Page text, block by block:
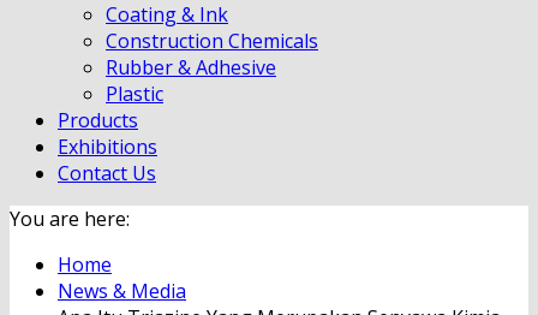
Coating & Ink
Construction Chemicals
Rubber & Adhesive
Plastic
Products
Exhibitions
Contact Us
You are here:
Home
News & Media